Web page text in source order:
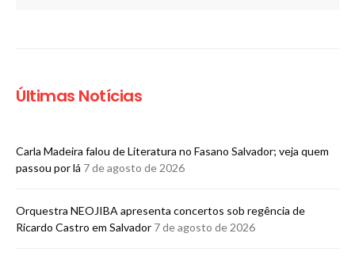
Últimas Notícias
Carla Madeira falou de Literatura no Fasano Salvador; veja quem
passou por lá 7 de agosto de 2026
Orquestra NEOJIBA apresenta concertos sob regência de
Ricardo Castro em Salvador 7 de agosto de 2026